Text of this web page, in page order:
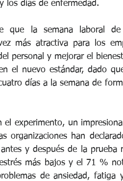
los días de enfermedad.
que la semana laboral
más atractiva para los
personal y mejorar el
el nuevo estándar, dado
días a la semana de
el experimento, un
organizaciones han
y después de la
más bajos y el 71 %
de ansiedad, fatiga